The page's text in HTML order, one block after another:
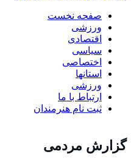
صفحه نخست
ورزشی
اقتصادی
سیاسی
اختصاصی
استانها
ورزشی
ارتباط با ما
ثبت نام هنرمندان
گزارش مردمی